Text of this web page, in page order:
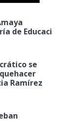
de Educación
se
Ramírez